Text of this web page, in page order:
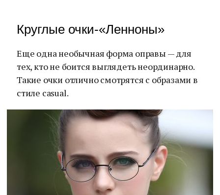
Круглые очки-«Ленноны»
Еще одна необычная форма оправы — для
тех, кто не боится выглядеть неординарно.
Такие очки отлично смотрятся с образами в
стиле casual.